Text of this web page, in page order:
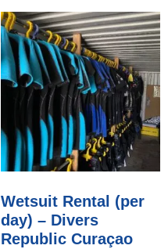
Wetsuit Rental (per
day) – Divers
Republic Curaçao